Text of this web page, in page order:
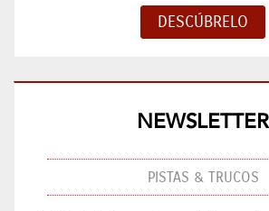
NEWSLETTER
PISTAS & TRUCOS